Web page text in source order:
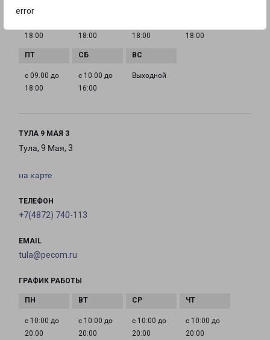
error
18:00
18:00
18:00
18:00
с 09:00 до
18:00
с 10:00 до
16:00
Выходной
ТУЛА 9 МАЯ 3
Тула, 9 Мая, 3
на карте
ТЕЛЕФОН
+7(4872) 740-113
EMAIL
tula@pecom.ru
ГРАФИК РАБОТЫ
с 10:00 до
20:00
с 10:00 до
20:00
с 10:00 до
20:00
с 10:00 до
20:00